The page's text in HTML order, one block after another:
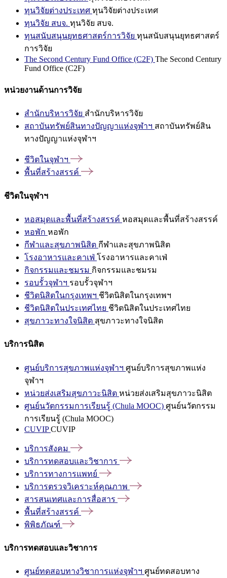
ทุนวิจัยต่างประเทศ ทุนวิจัยต่างประเทศ
ทุนวิจัย สบจ. ทุนวิจัย สบจ.
ทุนสนับสนุนยุทธศาสตร์การวิจัย ทุนสนับสนุนยุทธศาสตร์
การวิจัย
The Second Century Fund Office (C2F) The Second Century
Fund Office (C2F)
หน่วยงานด้านการวิจัย
สำนักบริหารวิจัย สำนักบริหารวิจัย
สถาบันทรัพย์สินทางปัญญาแห่งจุฬาฯ สถาบันทรัพย์สิน
ทางปัญญาแห่งจุฬาฯ
ชีวิตในจุฬาฯ
พื้นที่สร้างสรรค์
ชีวิตในจุฬาฯ
หอสมุดและพื้นที่สร้างสรรค์ หอสมุดและพื้นที่สร้างสรรค์
หอพัก หอพัก
กีฬาและสุขภาพนิสิต กีฬาและสุขภาพนิสิต
โรงอาหารและคาเฟ่ โรงอาหารและคาเฟ่
กิจกรรมและชมรม กิจกรรมและชมรม
รอบรั้วจุฬาฯ รอบรั้วจุฬาฯ
ชีวิตนิสิตในกรุงเทพฯ ชีวิตนิสิตในกรุงเทพฯ
ชีวิตนิสิตในประเทศไทย ชีวิตนิสิตในประเทศไทย
สุขภาวะทางใจนิสิต สุขภาวะทางใจนิสิต
บริการนิสิต
ศูนย์บริการสุขภาพแห่งจุฬาฯ ศูนย์บริการสุขภาพแห่ง
จุฬาฯ
หน่วยส่งเสริมสุขภาวะนิสิต หน่วยส่งเสริมสุขภาวะนิสิต
ศูนย์นวัตกรรมการเรียนรู้ (Chula MOOC) ศูนย์นวัตกรรม
การเรียนรู้ (Chula MOOC)
CUVIPCUVIP
บริการสังคม
บริการทดสอบและวิชาการ
บริการทางการแพทย์
บริการตรวจวิเคราะห์คุณภาพ
สารสนเทศและการสื่อสาร
พื้นที่สร้างสรรค์
พิพิธภัณฑ์
บริการทดสอบและวิชาการ
ศูนย์ทดสอบทางวิชาการแห่งจุฬาฯ ศูนย์ทดสอบทาง